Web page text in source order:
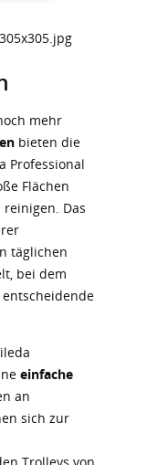
mehr
bieten die
Professional
Flächen
reinigen. Das
täglichen
bei dem
einfache
an
sich zur